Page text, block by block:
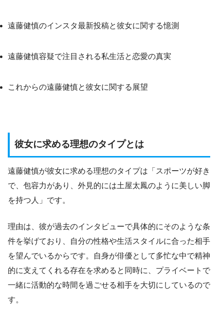
遠藤健慎のインスタ最新投稿と彼女に関する憶測
遠藤健慎容疑で注目される私生活と恋愛の真実
これからの遠藤健慎と彼女に関する展望
彼女に求める理想のタイプとは
遠藤健慎が彼女に求める理想のタイプは「スポーツが好き
で、包容力があり、外見的には土屋太鳳のように美しい脚
を持つ人」です。
理由は、彼が過去のインタビューで具体的にそのような条
件を挙げており、自分の性格や生活スタイルに合った相手
を望んでいるからです。自身が俳優として多忙な中で精神
的に支えてくれる存在を求めると同時に、プライベートで
一緒に活動的な時間を過ごせる相手を大切にしているので
す。